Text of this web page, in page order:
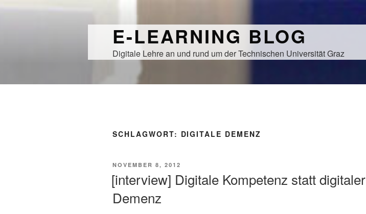
E-LEARNING BLOG
Digitale Lehre an und rund um der Technischen Universität Graz
SCHLAGWORT: DIGITALE DEMENZ
VERÖFFENTLICHT
NOVEMBER 8, 2012
[interview] Digitale Kompetenz statt digitaler
Demenz